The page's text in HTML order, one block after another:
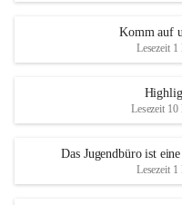
Komm auf
Lesezeit
Lesezeit
Das Jugendbüro ist
Lesezeit